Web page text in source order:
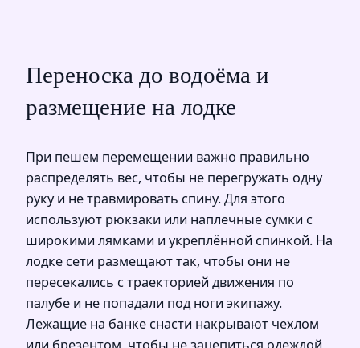
Переноска до водоёма и
размещение на лодке
При пешем перемещении важно правильно
распределять вес, чтобы не перегружать одну
руку и не травмировать спину. Для этого
используют рюкзаки или наплечные сумки с
широкими лямками и укреплённой спинкой. На
лодке сети размещают так, чтобы они не
пересекались с траекторией движения по
палубе и не попадали под ноги экипажу.
Лежащие на банке снасти накрывают чехлом